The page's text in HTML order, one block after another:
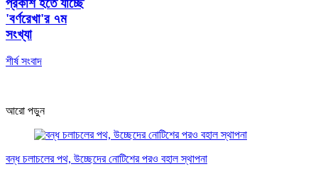
'বর্ণরেখা'র ৭ম
সংখ্যা
শীর্ষ সংবাদ
আরো পড়ুন
বন্ধ চলাচলের পথ, উচ্ছেদের নোটিশের পরও বহাল স্থাপনা